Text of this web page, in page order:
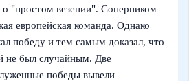
о "простом везении". Соперником
европейская команда. Однако
победу и тем самым доказал, что
не был случайным. Две
победы вывели